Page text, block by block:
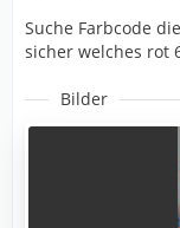
Suche Farbcode
sicher welches rot
Bilder